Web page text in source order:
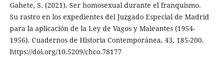
Gahete, S. (2021). Ser homosexual durante el franquismo.
Su rastro en los expedientes del Juzgado Especial de Madrid
para la aplicación de la Ley de Vagos y Maleantes (1954-
1956). Cuadernos de Historia Contemporánea, 43, 185-200.
https://doi.org/10.5209/chco.78177